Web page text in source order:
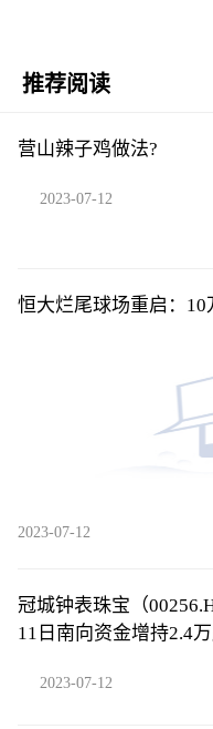
推荐阅读
营山辣子鸡做法?
2023-07-12
恒大烂尾球场重启：
2023-07-12
冠城钟表珠宝（
11日南向资金增持2.4
2023-07-12